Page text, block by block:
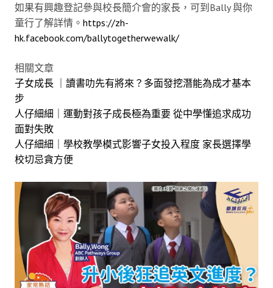
如果有興趣登記參與校長簡介會的家長，可到Bally 與你
童行了解詳情。 https://zh-
hk.facebook.com/ballytogetherwewalk/
相關文章
子女成長 ｜讀書叻先有將來？多面發挖潛能為成才基本
步
人仔細細｜運動對孩子成長極為重要 從中學懂追求成功
面對失敗
人仔細細｜學校教學模式影響子女投入程度 家長選擇學
校切忌貪方便